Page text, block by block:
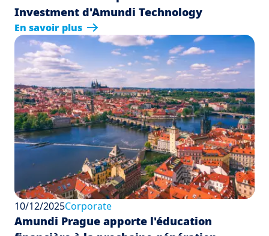
Investment d'Amundi Technology
En savoir plus
10/12/2025Corporate
Amundi Prague apporte l'éducation